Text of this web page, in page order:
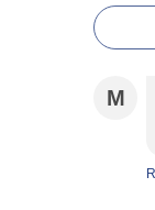
M